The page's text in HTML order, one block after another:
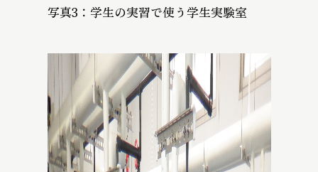
写真3：学生の実習で使う学生実験室